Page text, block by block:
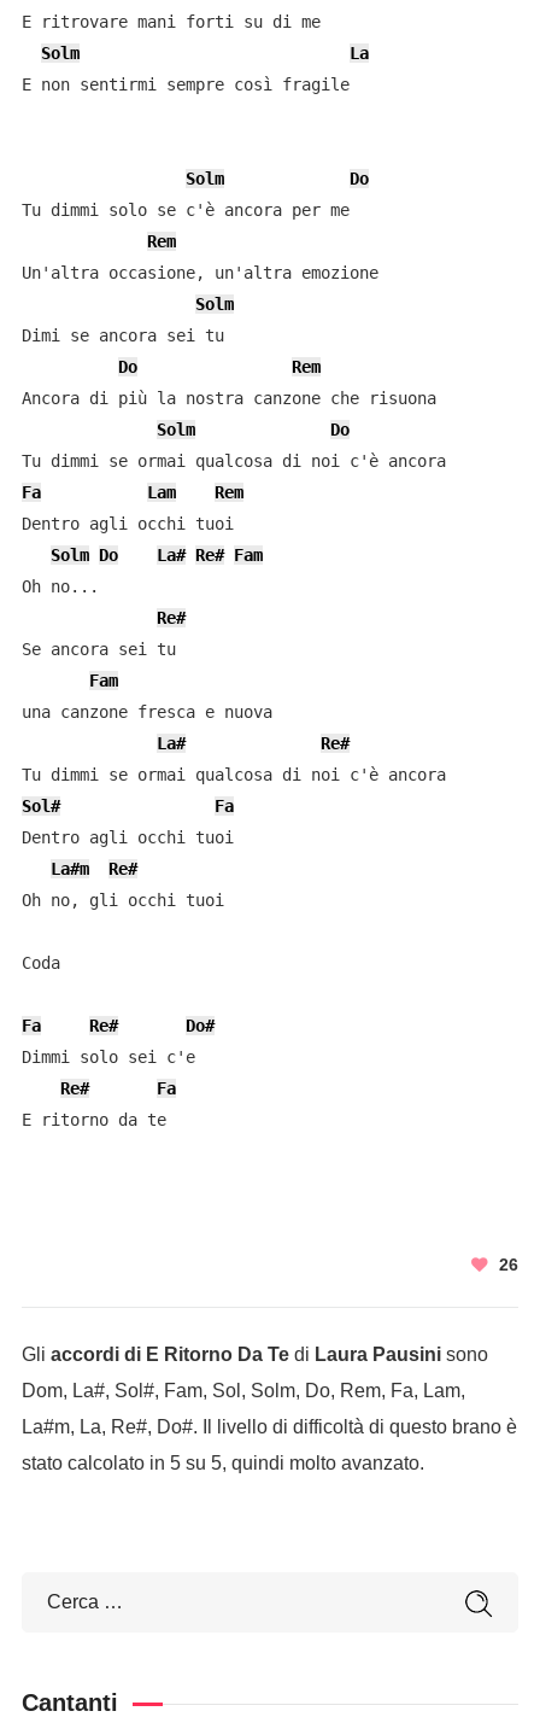
E ritrovare mani forti su di me
Solm
La
E non sentirmi sempre così fragile
Solm
Do
Tu dimmi solo se c'è ancora per me
Rem
Un'altra occasione, un'altra emozione
Solm
Dimi se ancora sei tu
Do
Rem
Ancora di più la nostra canzone che risuona
Solm
Do
Tu dimmi se ormai qualcosa di noi c'è ancora
Fa
Lam
Rem
Dentro agli occhi tuoi
Solm Do La# Re# Fam
Oh no...
Re#
Se ancora sei tu
Fam
una canzone fresca e nuova
La#
Re#
Tu dimmi se ormai qualcosa di noi c'è ancora
Sol#
Fa
Dentro agli occhi tuoi
La#m
Re#
Oh no, gli occhi tuoi
Coda
Fa Re#
Do#
Dimmi solo sei c'e
Re#
Fa
E ritorno da te
26
Gli accordi di E Ritorno Da Tedi Laura Pausinisono
Dom, La#, Sol#, Fam, Sol, Solm, Do, Rem, Fa, Lam,
La#m, La, Re#, Do#. Il livello di difficoltà di questo brano è
stato calcolato in 5 su 5, quindi molto avanzato.
Cantanti